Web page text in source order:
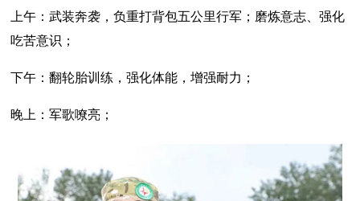
上午：武装奔袭，负重打背包五公里行军；磨炼意志、强化
吃苦意识；
下午：翻轮胎训练，强化体能，增强耐力；
晚上：军歌嘹亮；